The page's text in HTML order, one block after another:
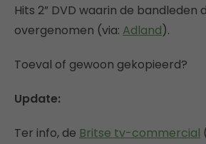
Hits 2” DVD waarin de bandleden
overgenomen (via: Adland).
Toeval of gewoon gekopieerd?
Update:
Ter info, de Britse tv-commercial